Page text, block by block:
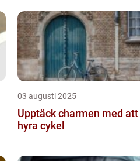
03 augusti 2025
Upptäck charmen med att
hyra cykel